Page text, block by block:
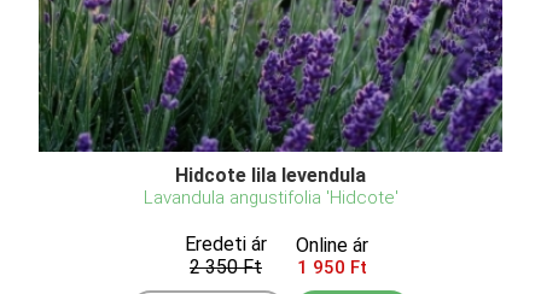
Hidcote lila levendula
Lavandula angustifolia 'Hidcote'
Eredeti ár
2 350 Ft
Online ár
1 950 Ft